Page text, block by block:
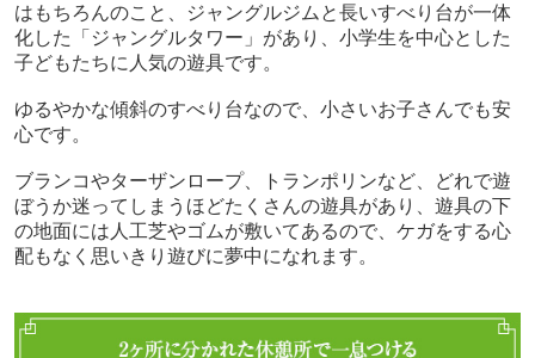
はもちろんのこと、ジャングルジムと長いすべり台が一体
化した「ジャングルタワー」があり、小学生を中心とした
子どもたちに人気の遊具です。
ゆるやかな傾斜のすべり台なので、小さいお子さんでも安
心です。
ブランコやターザンロープ、トランポリンなど、どれで遊
ぼうか迷ってしまうほどたくさんの遊具があり、遊具の下
の地面には人工芝やゴムが敷いてあるので、ケガをする心
配もなく思いきり遊びに夢中になれます。